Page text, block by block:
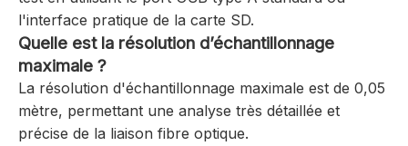
l'interface pratique de la carte SD.
Quelle est la résolution d’échantillonnage
maximale ?
La résolution d'échantillonnage maximale est de 0,05
mètre, permettant une analyse très détaillée et
précise de la liaison fibre optique.